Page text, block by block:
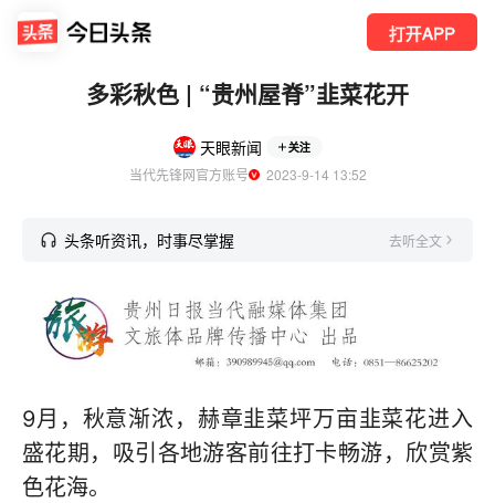
打开APP
多彩秋色 | “贵州屋脊”韭菜花开
天眼新闻 关注
当代先锋网官方账号
  2023-9-14 13:52
头条听资讯，时事尽掌握 去听全文
9月，秋意渐浓，赫章韭菜坪万亩韭菜花进入
盛花期，吸引各地游客前往打卡畅游，欣赏紫
色花海。